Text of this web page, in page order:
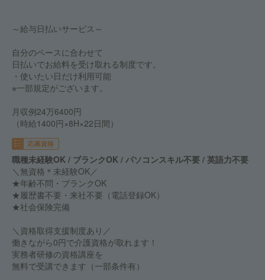
～給与日払いサービス～
自分のペースに合わせて
日払いでお給料を受け取れる制度です。
・使いたい日だけ利用可能
※一部規定がございます。
月収例24万6400円
（時給1400円×8H×22日間）
応募資格
職種未経験OK / ブランクOK / パソコンスキル不要 / 英語力不要
＼無資格＊未経験OK／
★年齢不問・ブランクOK
★履歴書不要・来社不要（電話登録OK）
★社会保険完備
＼資格取得支援制度あり／
働きながら0円で介護資格が取れます！
実務者研修の資格講座を
無料で受講できます（一部条件有）